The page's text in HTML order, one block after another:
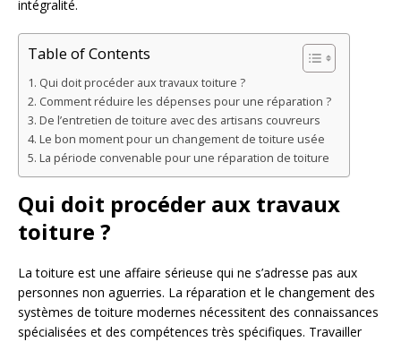
intégralité.
Table of Contents
Qui doit procéder aux travaux toiture ?
Comment réduire les dépenses pour une réparation ?
De l’entretien de toiture avec des artisans couvreurs
Le bon moment pour un changement de toiture usée
La période convenable pour une réparation de toiture
Qui doit procéder aux travaux
toiture ?
La toiture est une affaire sérieuse qui ne s’adresse pas aux
personnes non aguerries. La réparation et le changement des
systèmes de toiture modernes nécessitent des connaissances
spécialisées et des compétences très spécifiques. Travailler